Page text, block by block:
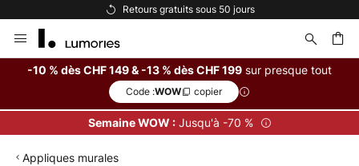
Retours gratuits sous 50 jours
Allez
au
contenu
-10 % dès CHF 149 & -13 % dès CHF 199 sur presque tout
Code :WOW copier
Semaine WOW :Jusqu'à -70 %
Appliques murales